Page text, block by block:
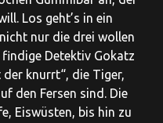
Los geht’s in ein
nur die drei wollen
Detektiv Gokatz
knurrt“, die Tiger,
den Fersen sind. Die
Eiswüsten, bis hin zu